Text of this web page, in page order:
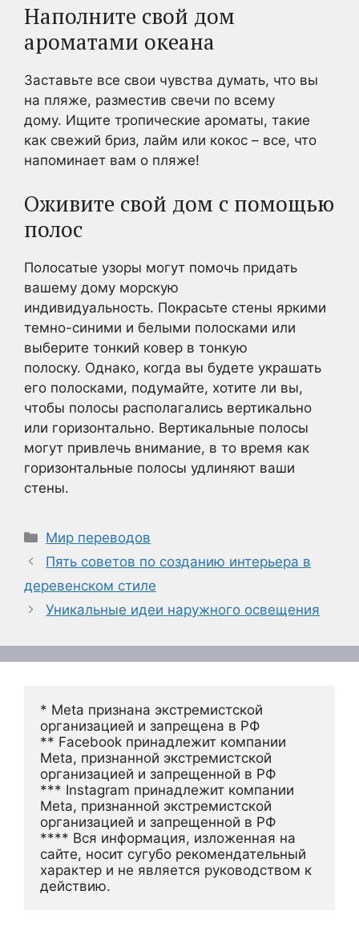
Наполните свой дом
ароматами океана
Заставьте все свои чувства думать, что вы
на пляже, разместив свечи по всему
дому. Ищите тропические ароматы, такие
как свежий бриз, лайм или кокос – все, что
напоминает вам о пляже!
Оживите свой дом с помощью
полос
Полосатые узоры могут помочь придать
вашему дому морскую
индивидуальность. Покрасьте стены яркими
темно-синими и белыми полосками или
выберите тонкий ковер в тонкую
полоску. Однако, когда вы будете украшать
его полосками, подумайте, хотите ли вы,
чтобы полосы располагались вертикально
или горизонтально. Вертикальные полосы
могут привлечь внимание, в то время как
горизонтальные полосы удлиняют ваши
стены.
Рубрики
Мир переводов
Пять советов по созданию интерьера в
деревенском стиле
Уникальные идеи наружного освещения
* Meta признана экстремистской
организацией и запрещена в РФ
** Facebook принадлежит компании
Meta, признанной экстремистской
организацией и запрещенной в РФ
*** Instagram принадлежит компании
Meta, признанной экстремистской
организацией и запрещенной в РФ
**** Вся информация, изложенная на
сайте, носит сугубо рекомендательный
характер и не является руководством к
действию.